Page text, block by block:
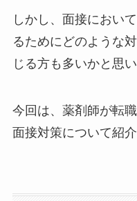
しかし、面接におい
るためにどのような
じる方も多いかと思い
今回は、薬剤師が転
面接対策について紹介